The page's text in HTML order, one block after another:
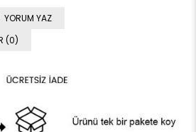
YORUM YAZ
(0)